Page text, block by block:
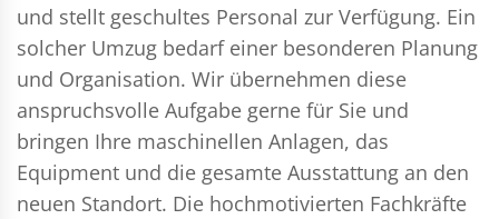
und stellt geschultes Personal zur Verfügung. Ein
solcher Umzug bedarf einer besonderen Planung
und Organisation. Wir übernehmen diese
anspruchsvolle Aufgabe gerne für Sie und
bringen Ihre maschinellen Anlagen, das
Equipment und die gesamte Ausstattung an den
neuen Standort. Die hochmotivierten Fachkräfte